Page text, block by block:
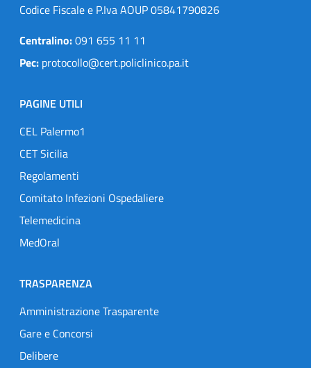
Codice Fiscale e P.Iva AOUP 05841790826
Centralino:091 655 11 11
Pec: protocollo@cert.policlinico.pa.it
PAGINE UTILI
CEL Palermo1
CET Sicilia
Regolamenti
Comitato Infezioni Ospedaliere
Telemedicina
MedOral
TRASPARENZA
Amministrazione Trasparente
Gare e Concorsi
Delibere